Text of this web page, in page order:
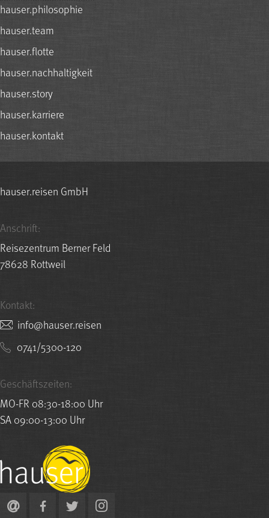
hauser.philosophie
hauser.team
hauser.flotte
hauser.nachhaltigkeit
hauser.story
hauser.karriere
hauser.kontakt
hauser.reisen GmbH
Anschrift:
Reisezentrum Berner Feld
78628 Rottweil
Kontakt:
nesier.resuah@ofni
0741/5300-120
Geschäftszeiten:
MO-FR 08:30-18:00 Uhr
SA 09:00-13:00 Uhr